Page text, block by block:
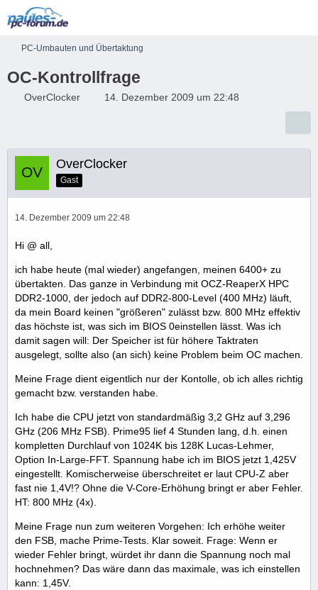
PC-Umbauten und Übertaktung
OC-Kontrollfrage
OverClocker 14. Dezember 2009 um 22:48
OverClocker
Gast
14. Dezember 2009 um 22:48
Hi @ all,
ich habe heute (mal wieder) angefangen, meinen 6400+ zu
übertakten. Das ganze in Verbindung mit OCZ-ReaperX HPC
DDR2-1000, der jedoch auf DDR2-800-Level (400 MHz) läuft,
da mein Board keinen "größeren" zulässt bzw. 800 MHz effektiv
das höchste ist, was sich im BIOS 0einstellen lässt. Was ich
damit sagen will: Der Speicher ist für höhere Taktraten
ausgelegt, sollte also (an sich) keine Problem beim OC machen.
Meine Frage dient eigentlich nur der Kontolle, ob ich alles richtig
gemacht bzw. verstanden habe.
Ich habe die CPU jetzt von standardmäßig 3,2 GHz auf 3,296
GHz (206 MHz FSB). Prime95 lief 4 Stunden lang, d.h. einen
kompletten Durchlauf von 1024K bis 128K Lucas-Lehmer,
Option In-Large-FFT. Spannung habe ich im BIOS jetzt 1,425V
eingestellt. Komischerweise überschreitet er laut CPU-Z aber
fast nie 1,4V!? Ohne die V-Core-Erhöhung bringt er aber Fehler.
HT: 800 MHz (4x).
Meine Frage nun zum weiteren Vorgehen: Ich erhöhe weiter
den FSB, mache Prime-Tests. Klar soweit. Frage: Wenn er
wieder Fehler bringt, würdet ihr dann die Spannung noch mal
hochnehmen? Das wäre dann das maximale, was ich einstellen
kann: 1,45V.